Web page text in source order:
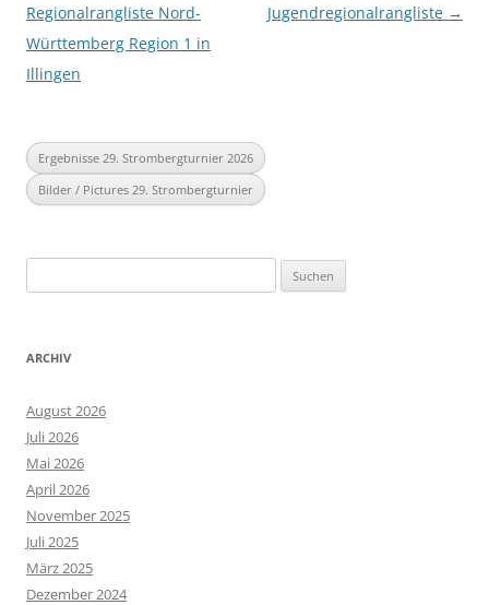
Regionalrangliste Nord-
Württemberg Region 1 in
Illingen
Jugendregionalrangliste →
Ergebnisse 29. Strombergturnier 2026
Bilder / Pictures 29. Strombergturnier
nach:
ARCHIV
August 2026
Juli 2026
Mai 2026
April 2026
November 2025
Juli 2025
März 2025
Dezember 2024